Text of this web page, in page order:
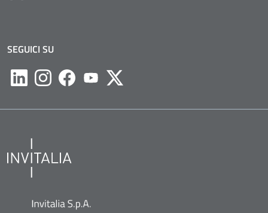
SEGUICI SU
LikedinInstagramFacebookYoutubeTwitter